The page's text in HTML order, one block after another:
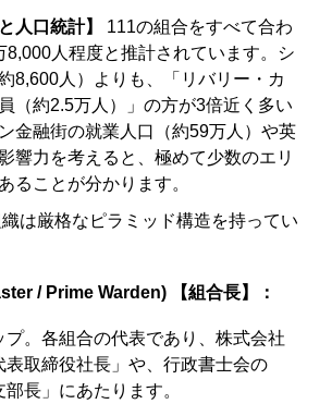
人口統計】
111の組合をすべて合わ
8,000人程度と推計されています。シ
8,600人）よりも、「リバリー・カ
（約2.5万人）」の方が3倍近く多い
金融街の就業人口（約59万人）や英
響力を考えると、極めて少数のエリ
ることが分かります。
は厳格なピラミッド構造を持ってい
/ Prime Warden) 【組合長】：
プ。各組合の代表であり、株式会社
表取締役社長」や、行政書士会の
部長」にあたります。